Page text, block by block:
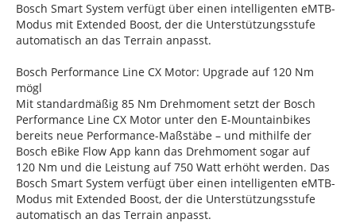
Bosch Smart System verfügt über einen intelligenten eMTB-
Modus mit Extended Boost, der die Unterstützungsstufe
automatisch an das Terrain anpasst.
Bosch Performance Line CX Motor: Upgrade auf 120 Nm
mögl
Mit standardmäßig 85 Nm Drehmoment setzt der Bosch
Performance Line CX Motor unter den E-Mountainbikes
bereits neue Performance-Maßstäbe – und mithilfe der
Bosch eBike Flow App kann das Drehmoment sogar auf
120 Nm und die Leistung auf 750 Watt erhöht werden. Das
Bosch Smart System verfügt über einen intelligenten eMTB-
Modus mit Extended Boost, der die Unterstützungsstufe
automatisch an das Terrain anpasst.